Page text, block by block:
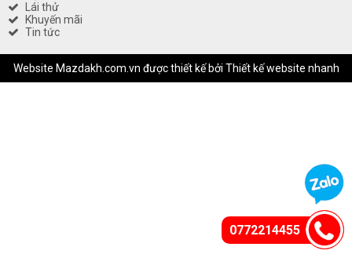
Lái thử
Khuyến mãi
Tin tức
Website Mazdakh.com.vn được thiết kế bởi Thiết kế website nhanh
0772214455